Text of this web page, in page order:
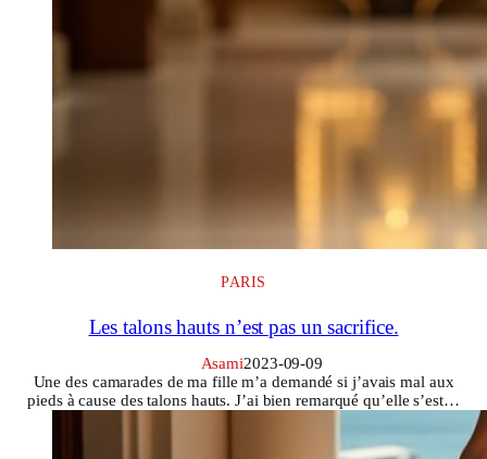
PARIS
Les talons hauts n’est pas un sacrifice.
Asami2023-09-09
Une des camarades de ma fille m’a demandé si j’avais mal aux
pieds à cause des talons hauts. J’ai bien remarqué qu’elle s’est…